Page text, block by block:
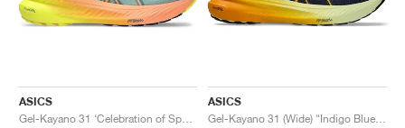
ASICS
ASICS